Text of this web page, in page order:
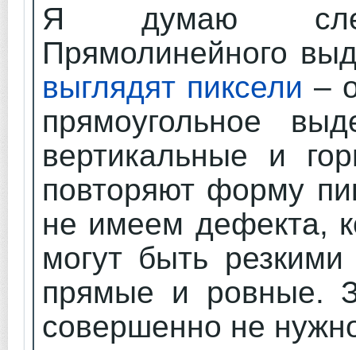
Я думаю
Прямолинейного
выглядят пиксели –
прямоугольное
вертикальные и
повторяют форму
не имеем дефекта,
могут быть
прямые и ровные.
совершенно не